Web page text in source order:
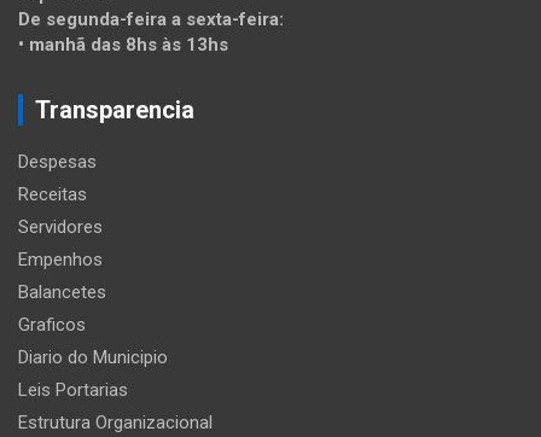
De segunda-feira a sexta-feira:
• manhã das 8hs às 13hs
Transparencia
Despesas
Receitas
Servidores
Empenhos
Balancetes
Graficos
Diario do Municipio
Leis Portarias
Estrutura Organizacional